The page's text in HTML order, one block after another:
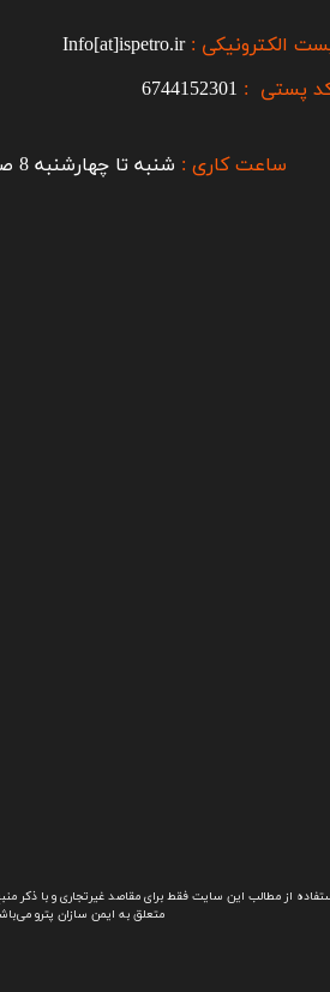
از مطالب این سایت فقط برای مقاصد غیرتجاری و با ذکر
متعلق به ایمن سازان پترو
ساعت کاری : شنبه تا چهارشنبه 8 صبح تا 5 عصر
الکترونیکی :Info[at]ispetro.ir
پستی : 6744152301